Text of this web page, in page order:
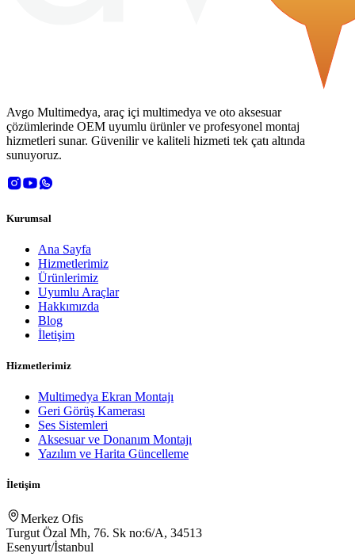
Avgo Multimedya, araç içi multimedya ve oto aksesuar
çözümlerinde OEM uyumlu ürünler ve profesyonel montaj
hizmetleri sunar. Güvenilir ve kaliteli hizmeti tek çatı altında
sunuyoruz.
Kurumsal
Ana Sayfa
Hizmetlerimiz
Ürünlerimiz
Uyumlu Araçlar
Hakkımızda
Blog
İletişim
Hizmetlerimiz
Multimedya Ekran Montajı
Geri Görüş Kamerası
Ses Sistemleri
Aksesuar ve Donanım Montajı
Yazılım ve Harita Güncelleme
İletişim
Merkez Ofis
Turgut Özal Mh, 76. Sk no:6/A, 34513
Esenyurt/İstanbul